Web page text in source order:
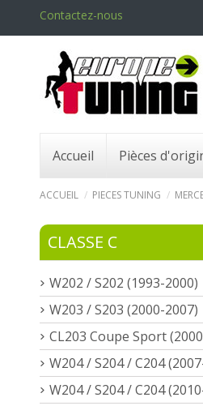
Contactez-nous
Accueil Pièces
ACCUEIL PIECES TUNING
CLASSE C
W202 / S202 (1993-2000)
W203 / S203 (2000-2007)
CL203 Coupe Sport
W204 / S204 / C204
W204 / S204 / C204